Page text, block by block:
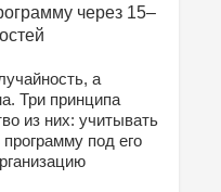
через 15–
а
Три принципа
из них: учитывать
под его